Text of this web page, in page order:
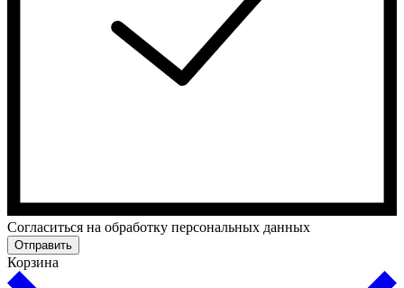
Cогласиться на обработку персональных данных
Отправить
Корзина